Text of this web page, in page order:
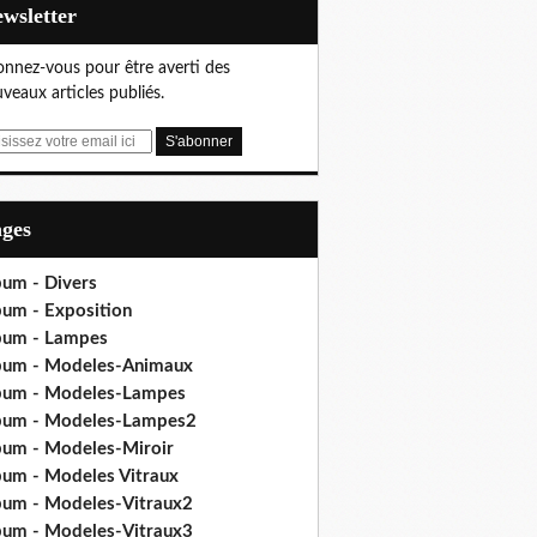
vous pour être averti des
articles publiés.
- Divers
- Exposition
- Lampes
- Modeles-Animaux
- Modeles-Lampes
- Modeles-Lampes2
- Modeles-Miroir
- Modeles Vitraux
- Modeles-Vitraux2
- Modeles-Vitraux3